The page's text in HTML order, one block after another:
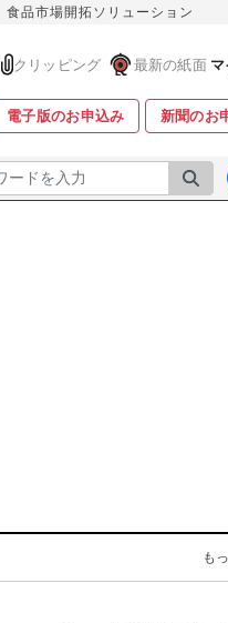
食品市場開拓ソリューション
クリッピング 最新の紙面
電子版のお申込み 新聞のお
検索
も